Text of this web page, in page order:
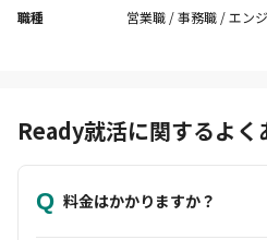
職種 営業職 / 事務職 / エン
Ready就活に関するよく
Q 料金はかかりますか？